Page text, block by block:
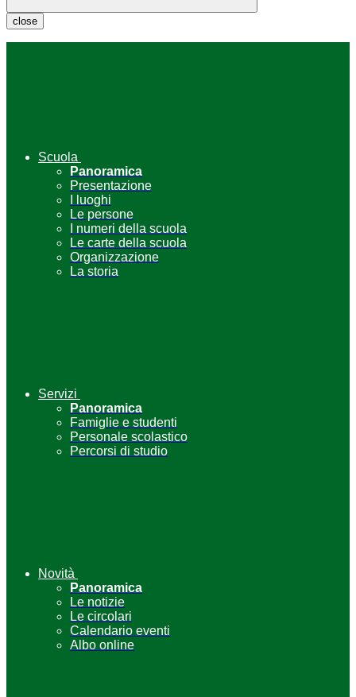
close
Scuola
Panoramica
Presentazione
I luoghi
Le persone
I numeri della scuola
Le carte della scuola
Organizzazione
La storia
Servizi
Panoramica
Famiglie e studenti
Personale scolastico
Percorsi di studio
Novità
Panoramica
Le notizie
Le circolari
Calendario eventi
Albo online